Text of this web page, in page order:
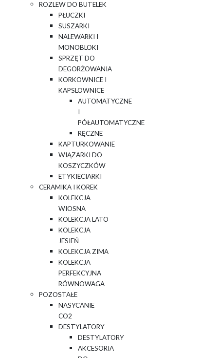
ROZLEW DO BUTELEK
PŁUCZKI
SUSZARKI
NALEWARKI I
MONOBLOKI
SPRZĘT DO
DEGORŻOWANIA
KORKOWNICE I
KAPSLOWNICE
AUTOMATYCZNE
I
PÓŁAUTOMATYCZNE
RĘCZNE
KAPTURKOWANIE
WIĄZARKI DO
KOSZYCZKÓW
ETYKIECIARKI
CERAMIKA I KOREK
KOLEKCJA
WIOSNA
KOLEKCJA LATO
KOLEKCJA
JESIEŃ
KOLEKCJA ZIMA
KOLEKCJA
PERFEKCYJNA
RÓWNOWAGA
POZOSTAŁE
NASYCANIE
CO2
DESTYLATORY
DESTYLATORY
AKCESORIA